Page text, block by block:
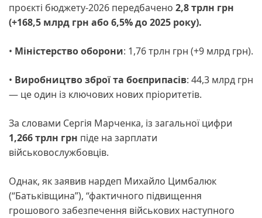
проєкті бюджету-2026 передбачено 2,8 трлн грн
(+168,5 млрд грн або 6,5% до 2025 року).
• Міністерство оборони: 1,76 трлн грн (+9 млрд грн).
• Виробництво зброї та боєприпасів: 44,3 млрд грн
— це один із ключових нових пріоритетів.
За словами Сергія Марченка, із загальної цифри
1,266 трлн грн піде на зарплати
військовослужбовців.
Однак, як заявив нардеп Михайло Цимбалюк
(“Батьківщина”), “фактичного підвищення
грошового забезпечення військових наступного